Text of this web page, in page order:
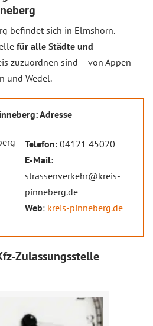
befindet sich in Elmshorn.
für alle Städte und
zuzuordnen sind – von Appen
und Wedel.
Adresse
Telefon: 04121 45020
E-Mail:
strassenverkehr@kreis-
pinneberg.de
Web: kreis-pinneberg.de
Zulassungsstelle